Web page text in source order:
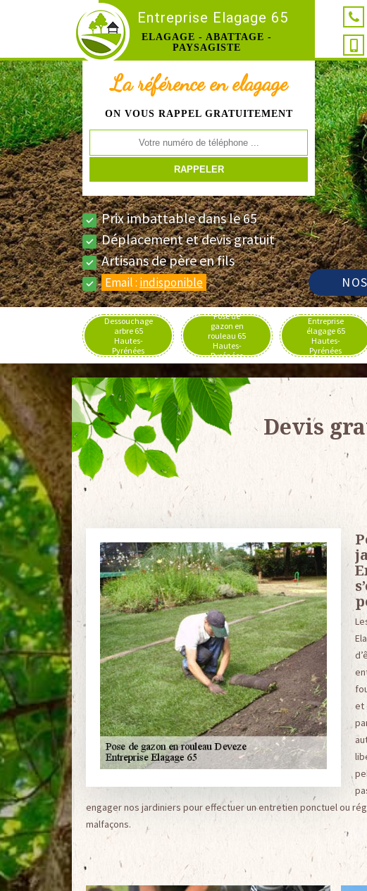
Entreprise Elagage 65
ELAGAGE - ABATTAGE -
PAYSAGISTE
La référence en elagage
ON VOUS RAPPEL GRATUITEMENT
Prix imbattable dans le 65
Déplacement et devis gratuit
Artisans de père en fils
Email : indisponible
Dessouchage
arbre 65
Hautes-
Pyrénées
Pose de
gazon en
rouleau 65
Hautes-
Pyrénées
Entreprise
élagage 65
Hautes-
Pyrénées
Devis
et
engager nos jardiniers pour effectuer un entretien ponctuel ou
malfaçons.